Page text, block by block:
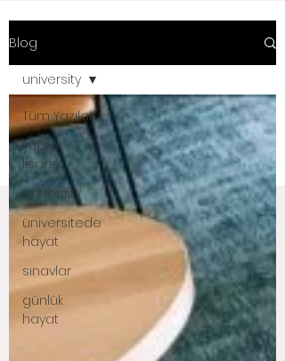
Blog
Tüm Yazılar
yüksek
lisans
university
üniversitede
hayat
sınavlar
günlük
hayat
university